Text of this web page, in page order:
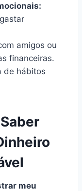
amigos ou
financeiras.
de hábitos
meu